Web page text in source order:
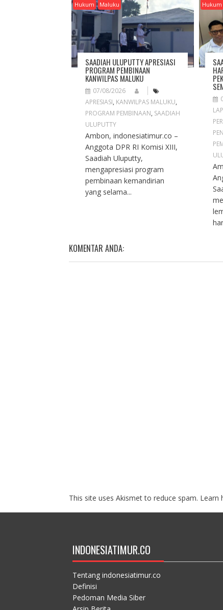
G
A
T
O
N
Hukum Maluku
SAADIAH ULUPUTTY APRESIASI
PROGRAM PEMBINAAN
KANWILPAS MALUKU
07/08/2026
APRESIASI, KANWILPAS MALUKU,
PROGRAM PEMBINAAN, SAADIAH
ULUPUTTY
Ambon, indonesiatimur.co –
Anggota DPR RI Komisi XIII,
Saadiah Uluputty,
mengapresiasi program
pembinaan kemandirian
yang selama...
Hukum
KOMENTAR ANDA:
This site uses Akismet to reduce spam. Learn
INDONESIATIMUR.CO
Tentang indonesiatimur.co
Definisi
Pedoman Media Siber